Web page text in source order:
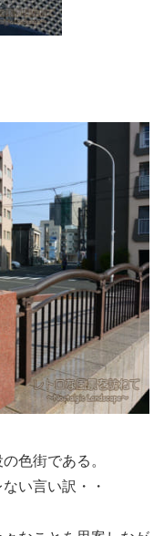
色街である。
い言い訳・・